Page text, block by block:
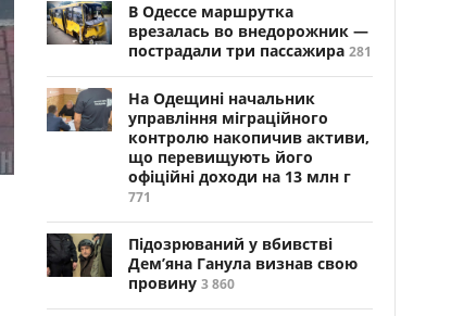
В Одессе маршрутка
врезалась во внедорожник —
пострадали три пассажира 281
На Одещині начальник
управління міграційного
контролю накопичив активи,
що перевищують його
офіційні доходи на 13 млн г
771
Підозрюваний у вбивстві
Дем’яна Ганула визнав свою
провину 3 860